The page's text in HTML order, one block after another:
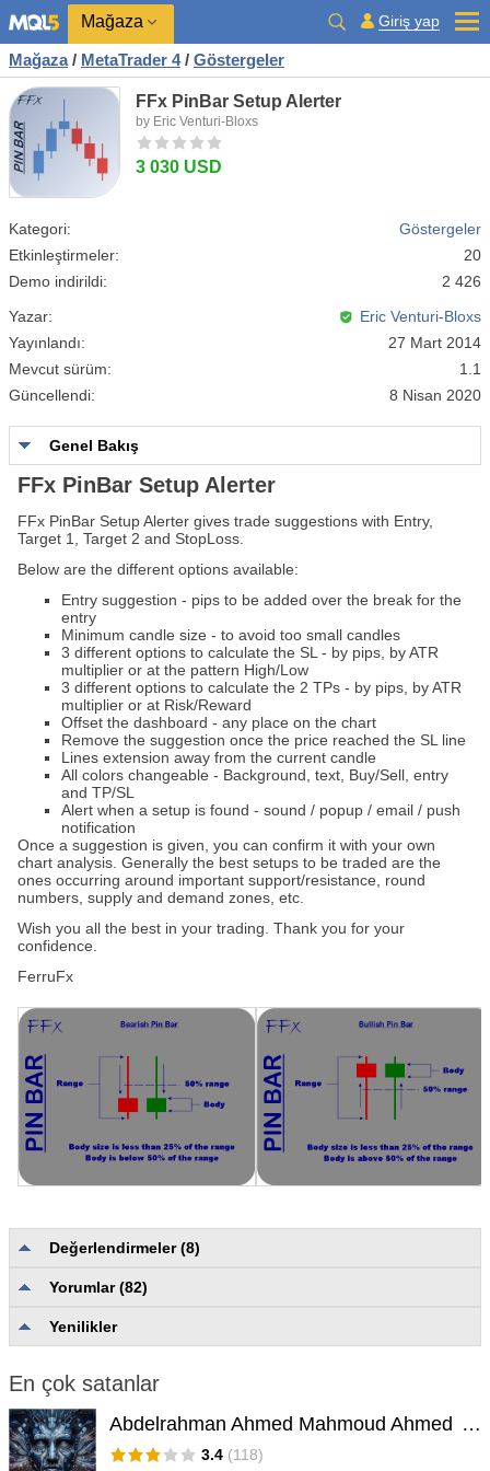
Mağaza Giriş yap
Mağaza / MetaTrader 4 / Göstergeler
FFx PinBar Setup Alerter
by Eric Venturi-Bloxs
3 030 USD
Kategori:
Göstergeler
Etkinleştirmeler:
20
Demo indirildi:
2 426
Yazar:
Eric Venturi-Bloxs
Yayınlandı:
27 Mart 2014
Mevcut sürüm:
1.1
Güncellendi:
8 Nisan 2020
Genel Bakış
FFx PinBar Setup Alerter
FFx PinBar Setup Alerter gives trade suggestions with Entry,
Target 1, Target 2 and StopLoss.
Below are the different options available:
Entry suggestion - pips to be added over the break for the
entry
Minimum candle size - to avoid too small candles
3 different options to calculate the SL - by pips, by ATR
multiplier or at the pattern High/Low
3 different options to calculate the 2 TPs - by pips, by ATR
multiplier or at Risk/Reward
Offset the dashboard - any place on the chart
Remove the suggestion once the price reached the SL line
Lines extension away from the current candle
All colors changeable - Background, text, Buy/Sell, entry
and TP/SL
Alert when a setup is found - sound / popup / email / push
notification
Once a suggestion is given, you can confirm it with your own
chart analysis. Generally the best setups to be traded are the
ones occurring around important support/resistance, round
numbers, supply and demand zones, etc.
Wish you all the best in your trading. Thank you for your
confidence.
FerruFx
Değerlendirmeler (8)
1q2w3ezx 2019.11.15 01:36
Kullanıcı değerlendirmeye herhangi bir yorum bırakmadı
Dkmillion 2017.03.27 14:22
#
Yorumlar (82)
Yenilikler
En çok satanlar
Abdelrahman Ahmed Mahmoud Ahmed
3.4 (118)